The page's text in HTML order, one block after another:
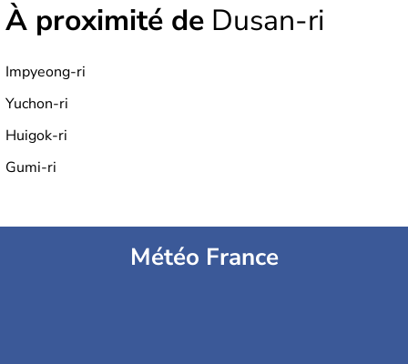
À proximité de Dusan-ri
Impyeong-ri
Yuchon-ri
Huigok-ri
Gumi-ri
Météo France